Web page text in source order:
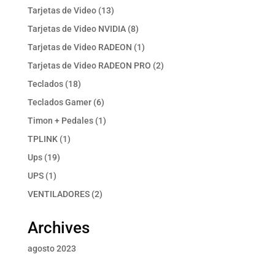
productos
Tarjetas de Video 1313
productos
Tarjetas de Video NVIDIA 88
productos
Tarjetas de Video RADEON 11
producto
Tarjetas de Video RADEON PRO 22
Teclados 1818
productos
Teclados Gamer 66
productos
Timon + Pedales 11
TPLINK 11
Ups 1919
UPS 11
producto
VENTILADORES 22
Archives
agosto 2023